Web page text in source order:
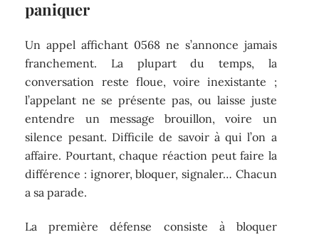
paniquer
Un appel affichant 0568 ne s’annonce jamais
franchement. La plupart du temps, la
conversation reste floue, voire inexistante ;
l’appelant ne se présente pas, ou laisse juste
entendre un message brouillon, voire un
silence pesant. Difficile de savoir à qui l’on a
affaire. Pourtant, chaque réaction peut faire la
différence : ignorer, bloquer, signaler… Chacun
a sa parade.
La première défense consiste à bloquer